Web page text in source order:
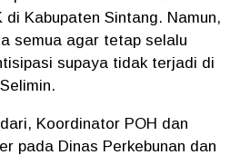
Kabupaten Sintang. Namun,
semua agar tetap selalu
supaya tidak terjadi di
Koordinator POH dan
pada Dinas Perkebunan dan